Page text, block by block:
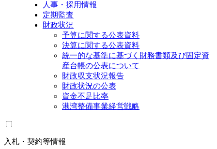
人事・採用情報
定期監査
財政状況
予算に関する公表資料
決算に関する公表資料
統一的な基準に基づく財務書類及び固定資
産台帳の公表について
財政収支状況報告
財政状況の公表
資金不足比率
港湾整備事業経営戦略
入札・契約等情報